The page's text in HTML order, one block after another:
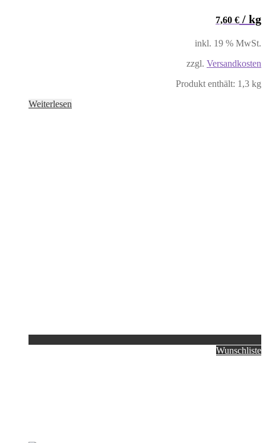
7,60 € / kg
inkl. 19 % MwSt.
zzgl. Versandkosten
Produkt enthält: 1,3 kg
Weiterlesen
Wunschliste